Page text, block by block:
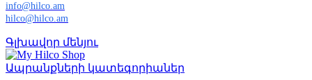
info@hilco.am
hilco@hilco.am
Գլխավոր մենյու
Ապրանքների կատեգորիաներ